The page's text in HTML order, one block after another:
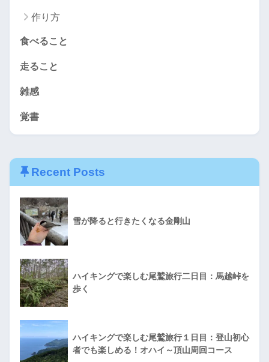
作り方
食べること
走ること
雑感
覚書
Recent Posts
雪が降ると行きたくなる金剛山
ハイキングで楽しむ尾鷲旅行二日目：馬越峠を
歩く
ハイキングで楽しむ尾鷲旅行１日目：登山初心
者でも楽しめる！オハイ～頂山周回コース